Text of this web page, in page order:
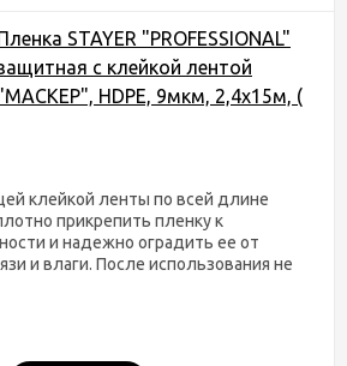
STAYER "PROFESSIONAL"
с клейкой лентой
HDPE, 9мкм, 2,4х15м, (
клейкой ленты по всей длине
прикрепить пленку к
и надежно оградить ее от
и влаги. После использования не